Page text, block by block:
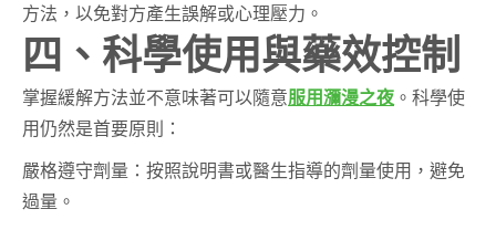
方法，以免對方產生誤解或心理壓力。
四、科學使用與藥效控制
掌握緩解方法並不意味著可以隨意服用瀰漫之夜 。科學使
用仍然是首要原則：
嚴格遵守劑量：按照說明書或醫生指導的劑量使用，避免
過量。